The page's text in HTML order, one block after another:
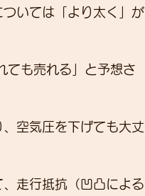
いては「より太く」が
ても売れる」と予想さ
空気圧を下げても大丈
走行抵抗（凹凸による